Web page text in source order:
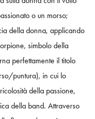
o un morso;
della donna, applicando
simbolo della
perfettamente il titolo
puntura), in cui lo
della passione,
della band. Attraverso